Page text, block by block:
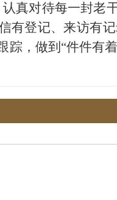
真对待每一封老
有登记、来访有
踪，做到“件件有